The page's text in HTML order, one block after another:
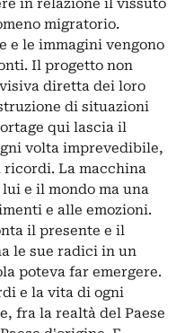
in relazione il vissuto
migratorio.
e le immagini vengono
Il progetto non
diretta dei loro
di situazioni
qui lascia il
volta imprevedibile,
ricordi. La macchina
e il mondo ma una
e alle emozioni.
il presente e il
le sue radici in un
poteva far emergere.
e la vita di ogni
fra la realtà del Paese